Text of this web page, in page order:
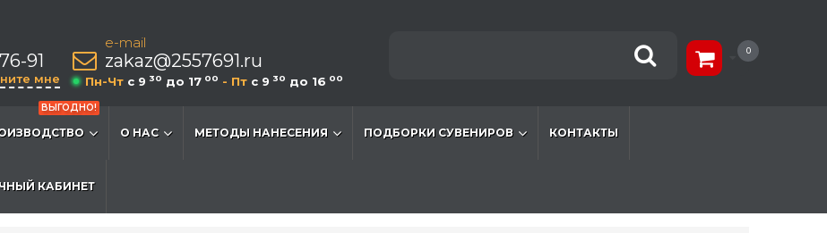
91
мне
e-mail
zakaz@2557691.ru
Пн-Чт c 9 30 до 17 00 - Пт c 9 30 до 16 00
0
ВЫГОДНО!
О НАС МЕТОДЫ НАНЕСЕНИЯ ПОДБОРКИ СУВЕНИРОВ КОНТАКТЫ
КАБИНЕТ